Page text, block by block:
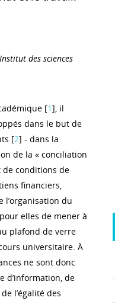
des sciences
[1], il
dans le but de
[2] - dans la
de la « conciliation
conditions de
financiers,
du
elles de mener à
plafond de verre
universitaire. À
ne sont donc
d’information, de
l’égalité des